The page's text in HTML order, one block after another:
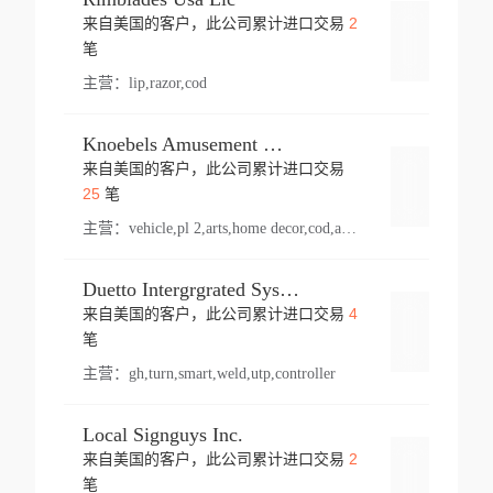
来自美国的客户，此公司累计进口交易 2
笔
主营： lip,razor,cod
Knoebels Amusement Resort
来自美国的客户，此公司累计进口交易
25笔
主营： vehicle,pl 2,arts,home decor,cod,amusement ride,sea
Duetto Intergrgrated Systems Inc.
来自美国的客户，此公司累计进口交易 4
笔
主营： gh,turn,smart,weld,utp,controller
Local Signguys Inc.
来自美国的客户，此公司累计进口交易 2
笔